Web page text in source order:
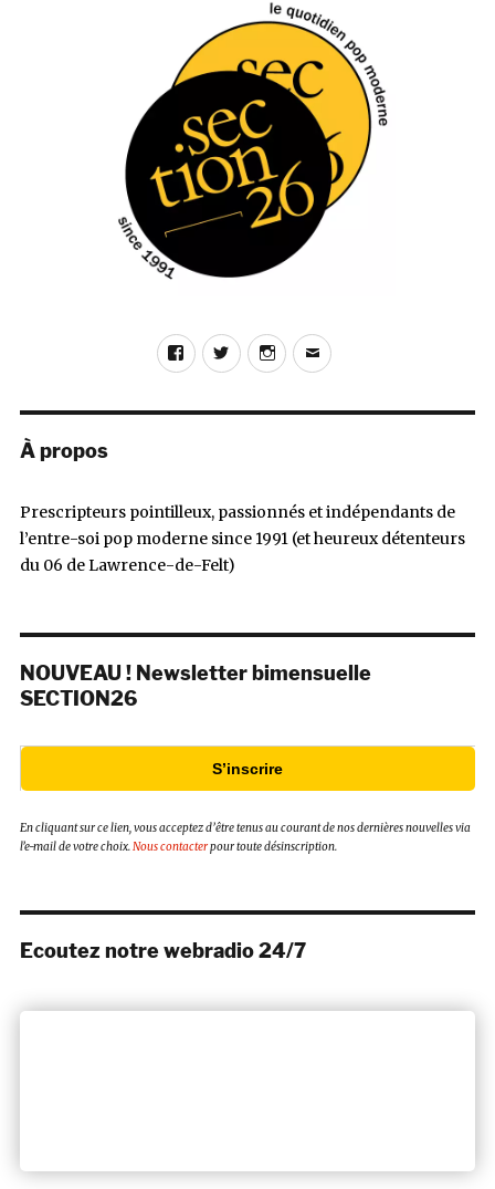
FacebookTwitterInstagram
E-
À propos
Prescripteurs pointilleux, passionnés et indépendants de
l’entre-soi pop moderne since 1991 (et heureux détenteurs
du 06 de Lawrence-de-Felt)
NOUVEAU ! Newsletter bimensuelle
SECTION26
S’inscrire
En cliquant sur ce lien, vous acceptez d’être tenus au courant de nos dernières nouvelles via
l’e-mail de votre choix.Nous contacterpour toute désinscription.
Ecoutez notre webradio 24/7